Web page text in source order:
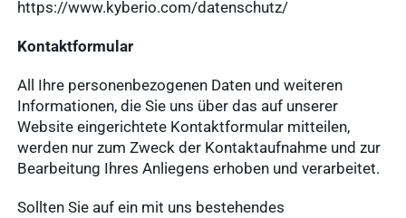
https://www.kyberio.com/datenschutz/
Kontaktformular
All Ihre personenbezogenen Daten und weiteren
Informationen, die Sie uns über das auf unserer
Website eingerichtete Kontaktformular mitteilen,
werden nur zum Zweck der Kontaktaufnahme und zur
Bearbeitung Ihres Anliegens erhoben und verarbeitet.
Sollten Sie auf ein mit uns bestehendes